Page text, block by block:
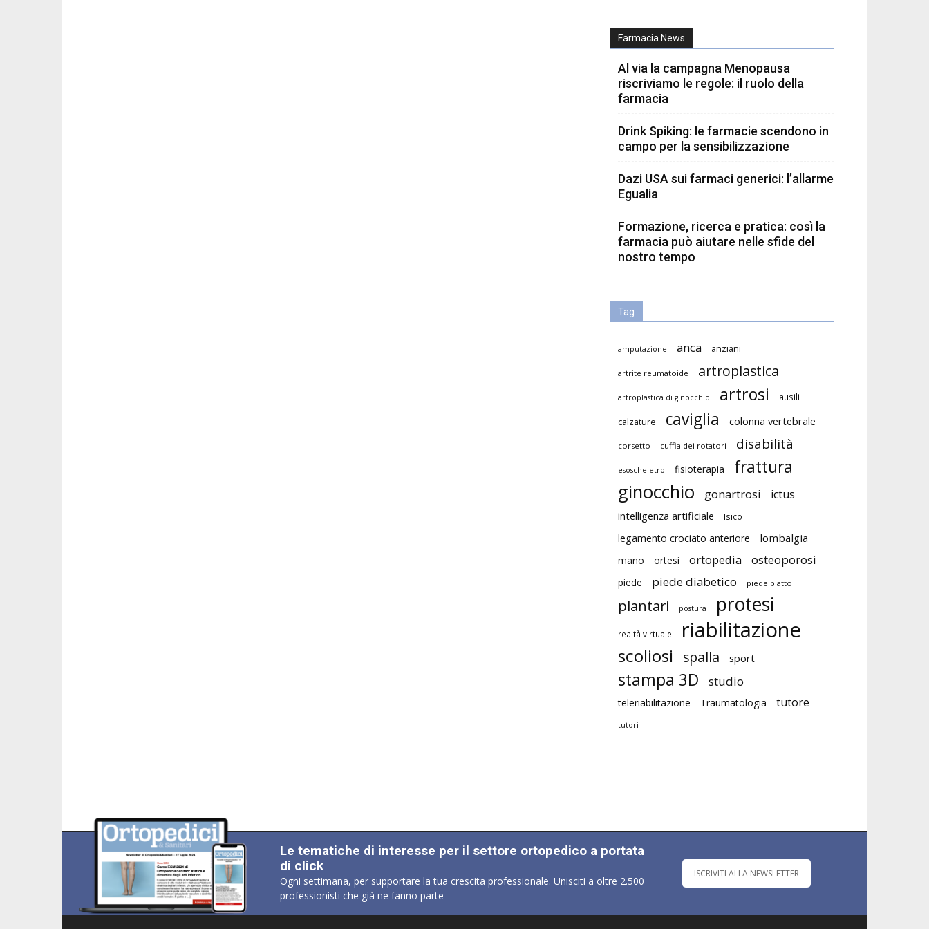
Farmacia News
Al via la campagna Menopausa
riscriviamo le regole: il ruolo della
farmacia
Drink Spiking: le farmacie scendono in
campo per la sensibilizzazione
Dazi USA sui farmaci generici: l’allarme
Egualia
Formazione, ricerca e pratica: così la
farmacia può aiutare nelle sfide del
nostro tempo
Tag
amputazione anca anziani
artrite reumatoide artroplastica
artroplastica di ginocchio artrosi ausili
calzature caviglia colonna vertebrale
corsetto cuffia dei rotatori disabilità
esoscheletro fisioterapia frattura
ginocchio gonartrosi ictus
intelligenza artificiale Isico
legamento crociato anteriore lombalgia
mano ortesi ortopedia osteoporosi
piede piede diabetico piede piatto
plantari postura protesi
realtà virtuale riabilitazione
scoliosi spalla sport
stampa 3D studio
teleriabilitazione Traumatologia tutore
tutori
Le tematiche di interesse per il settore ortopedico a portata
di click
Ogni settimana, per supportare la tua crescita professionale. Unisciti a oltre 2.500
professionisti che già ne fanno parte
ISCRIVITI ALLA NEWSLETTER